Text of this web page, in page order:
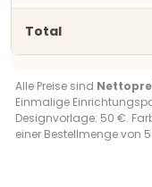
Alle Preise sind
Einmalige
Designvorlage: 50 €.
einer Bestellmenge von